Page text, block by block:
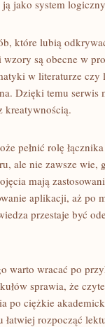
jako system
które lubią
są obecne w
w literaturze
Dzięki temu serwis
kreatywnością.
pełnić rolę
ale nie zawsze wie,
mają
aplikacji, aż po
przestaje być
warto wracać po
sprawia, że
po ciężkie
rozpocząć